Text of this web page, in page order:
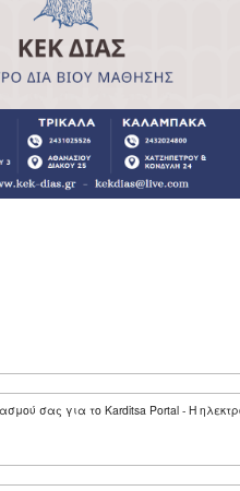
σας για το Karditsa Portal - Η